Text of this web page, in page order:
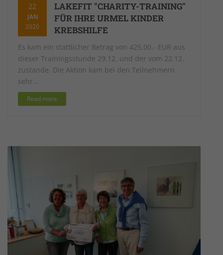
22
JAN
2020
LAKEFIT "CHARITY-TRAINING"
FÜR IHRE URMEL KINDER
KREBSHILFE
Es kam ein stattlicher Betrag von 425,00.- EUR aus
dieser Trainingsstunde 29.12. und der vom 22.12.
zustande. Die Aktion kam bei den Teilnehmern
sehr…
Read more